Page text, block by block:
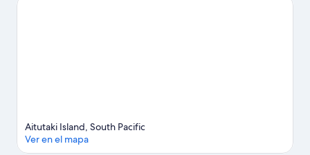
Aitutaki Island, South Pacific
Ver en el mapa